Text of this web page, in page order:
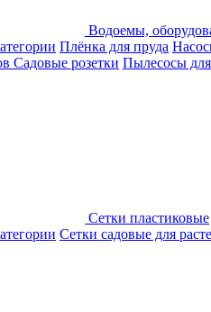
Водоемы,
Плёнка для пруда
Садовые розетки Пылесосы
Сетки пластиковые
Сетки садовые для